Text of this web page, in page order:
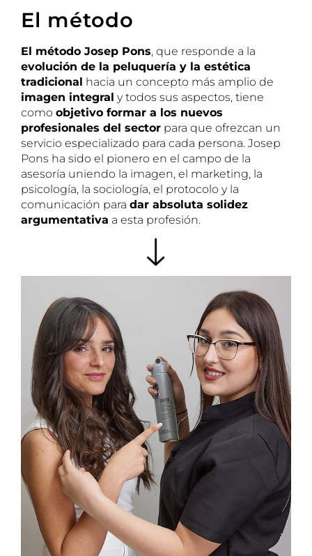
El método
El método Josep Pons, que responde a la
evolución de la peluquería y la estética
tradicional hacia un concepto más amplio de
imagen integral y todos sus aspectos, tiene
como objetivo formar a los nuevos
profesionales del sector para que ofrezcan un
servicio especializado para cada persona. Josep
Pons ha sido el pionero en el campo de la
asesoría uniendo la imagen, el marketing, la
psicología, la sociología, el protocolo y la
comunicación para dar absoluta solidez
argumentativa a esta profesión.